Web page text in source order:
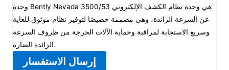
وحدة Bently Nevada 3500/53 هي وحدة نظام الكشف الإلكتروني
عن السرعة الزائدة، وهي مصممة خصيصًا لتوفير نظام موثوق للغاية
وسريع الاستجابة لمراقبة وحماية الآلات الحرجة من ظروف السرعة
الزائدة الضارة.
إرسال الاستفسار